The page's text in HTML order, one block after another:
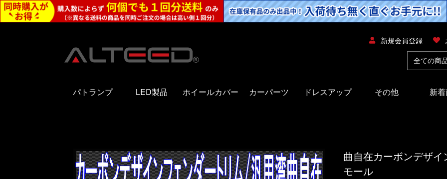
新規会員登録
パトランプ LED製品 ホイールカバー カーパーツ ドレスアップ その他 新
曲自在カーボンデザ
モール